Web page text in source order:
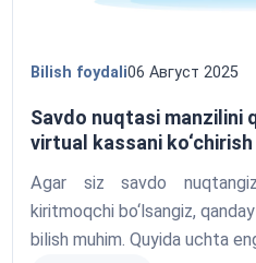
Savdo nuqtasi manzilini
virtual kassani
tushuntiradi
Bilish foydali06 Август 2025
Agar siz savdo
kiritmoqchi bo‘lsangiz,
bilish muhim. Quyida uchta